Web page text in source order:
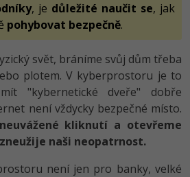
, je důležité naučit se, jak
pohybovat bezpečně.
svět, bráníme svůj dům třeba
plotem. V kyberprostoru je to
"kybernetické dveře" dobře
není vždycky bezpečné místo.
kliknutí a otevřeme
naši neopatrnost.
není jen pro banky, velké